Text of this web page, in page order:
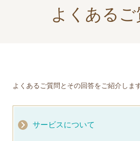
よくあるご
よくあるご質問とその回答をご紹介しま
サービスについて